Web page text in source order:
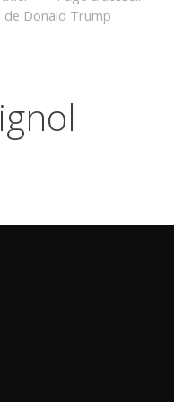
de Donald Trump